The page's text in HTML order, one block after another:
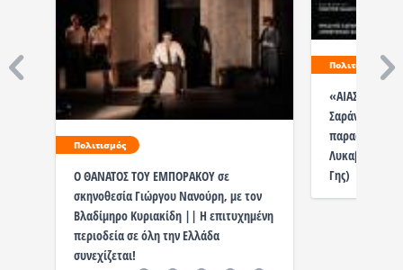
Πολιτισμός
Ο ΘΑΝΑΤΟΣ ΤΟΥ ΕΜΠΟΡΑΚΟΥ σε
σκηνοθεσία Γιώργου Νανούρη, με τον
Βλαδίμηρο Κυριακίδη || Η επιτυχημένη
περιοδεία σε όλη την Ελλάδα
συνεχίζεται!
Πολιτισμός
«ΑΙΑΣ»
Σαράντης,
παραστάσεις,
Λυκαβηττού)
Γης)